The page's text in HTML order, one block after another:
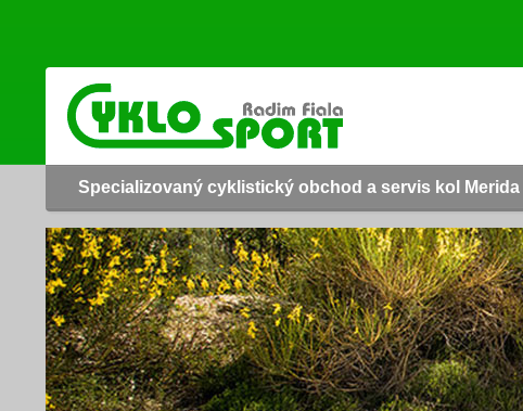
Specializovaný cyklistický obchod a servis kol Merida